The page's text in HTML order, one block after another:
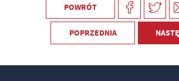
POWRÓT
POPRZEDNIA